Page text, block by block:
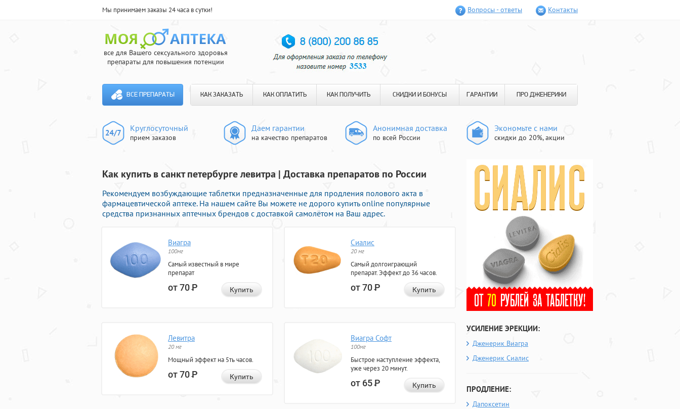
Мы принимаем заказы 24 часа в сутки! Вопросы - ответы Контакты
все для Вашего сексуального здоровья
препараты для повышения потенции
ВСЕ ПРЕПАРАТЫ КАК ЗАКАЗАТЬ КАК ОПЛАТИТЬ КАК ПОЛУЧИТЬ СКИДКИ И БОНУСЫ ГАРАНТИИ ПРО ДЖЕНЕРИКИ
Круглосуточный
прием заказов
Даем гарантии
на качество препаратов
Анонимная доставка
по всей России
Экономьте с нами
скидки до 20%, акции
Как купить в санкт петербурге левитра | Доставка препаратов по России
Рекомендуем возбуждающие таблетки предназначенные для продления полового акта в
фармацевтической аптеке. На нашем сайте Вы можете не дорого купить online популярные
средства признанных аптечных брендов с доставкой самолётом на Ваш адрес.
Виагра
100мг
Самый известный в мире
препарат
от 70Р Купить
Сиалис
20 мг
Самый долгоиграющий
препарат. Эффект до 36 часов.
от 70Р Купить
Левитра
20 мг
Мощный эффект на 5ть часов.
от 70Р Купить
Виагра Софт
100мг
Быстрое наступление эффекта,
уже через 20 минут.
от 65Р Купить
УСИЛЕНИЕ ЭРЕКЦИИ:
Дженерик Виагра
Дженерик Сиалис
ПРОДЛЕНИЕ:
Дапоксетин